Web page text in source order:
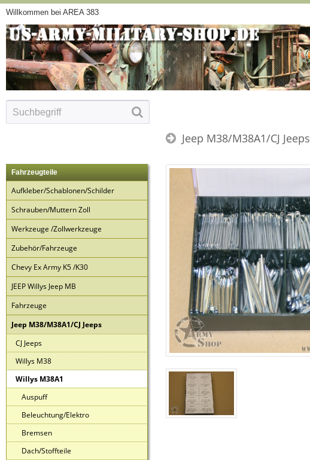
Willkommen bei AREA 383
Jeep M38/M38A1/CJ Jeeps
Fahrzeugteile
Aufkleber/Schablonen/Schilder
Schrauben/Muttern Zoll
Werkzeuge /Zollwerkzeuge
Zubehör/Fahrzeuge
Chevy Ex Army K5 /K30
JEEP Willys Jeep MB
Fahrzeuge
Jeep M38/M38A1/CJ Jeeps
CJ Jeeps
Willys M38
Willys M38A1
Auspuff
Beleuchtung/Elektro
Bremsen
Dach/Stoffteile